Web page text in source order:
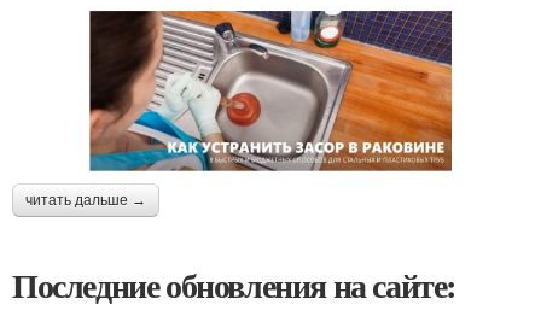
читать дальше →
Последние обновления на сайте: